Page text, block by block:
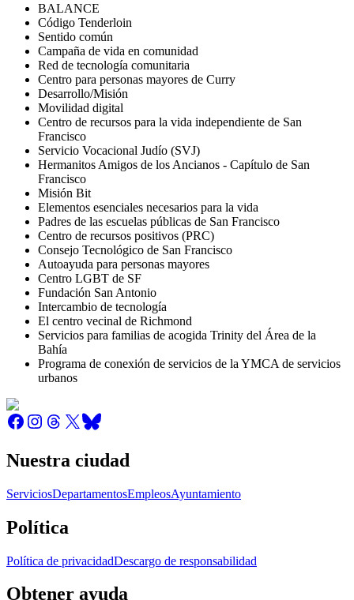
BALANCE
Código Tenderloin
Sentido común
Campaña de vida en comunidad
Red de tecnología comunitaria
Centro para personas mayores de Curry
Desarrollo/Misión
Movilidad digital
Centro de recursos para la vida independiente de San
Francisco
Servicio Vocacional Judío (SVJ)
Hermanitos Amigos de los Ancianos - Capítulo de San
Francisco
Misión Bit
Elementos esenciales necesarios para la vida
Padres de las escuelas públicas de San Francisco
Centro de recursos positivos (PRC)
Consejo Tecnológico de San Francisco
Autoayuda para personas mayores
Centro LGBT de SF
Fundación San Antonio
Intercambio de tecnología
El centro vecinal de Richmond
Servicios para familias de acogida Trinity del Área de la
Bahía
Programa de conexión de servicios de la YMCA de servicios
urbanos
Nuestra ciudad
ServiciosDepartamentosEmpleosAyuntamiento
Política
Política de privacidadDescargo de responsabilidad
Obtener ayuda